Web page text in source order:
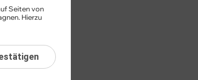
Seiten von
Hierzu